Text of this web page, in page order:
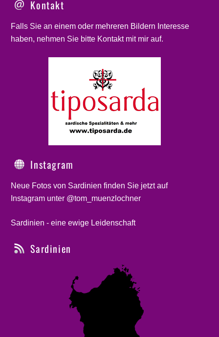
Kontakt
Falls Sie an einem oder mehreren Bildern Interesse
haben, nehmen Sie bitte Kontaktmit mir auf.
Instagram
Neue Fotos von Sardinien finden Sie jetzt auf
Instagram unter @tom_muenzlochner
Sardinien - eine ewige Leidenschaft
Sardinien